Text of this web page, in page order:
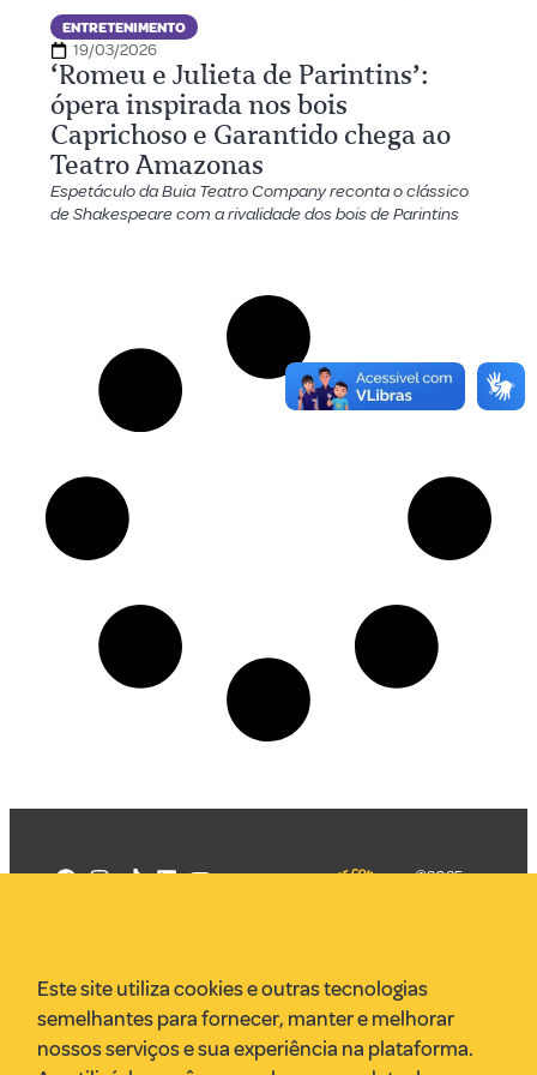
ENTRETENIMENTO
19/03/2026
‘Romeu e Julieta de Parintins’:
ópera inspirada nos bois
Caprichoso e Garantido chega ao
Teatro Amazonas
Espetáculo da Buia Teatro Company reconta o clássico
de Shakespeare com a rivalidade dos bois de Parintins
VR Assessoria
Parcerias
Envie uma pauta
©2025
Este site utiliza cookies e outras tecnologias
semelhantes para fornecer, manter e melhorar
nossos serviços e sua experiência na plataforma.